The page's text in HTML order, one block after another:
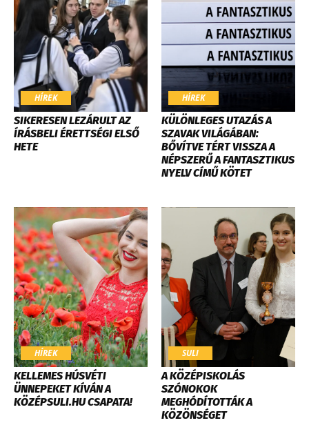
HÍREK
SIKERESEN LEZÁRULT AZ
ÍRÁSBELI ÉRETTSÉGI ELSŐ
HETE
HÍREK
KÜLÖNLEGES UTAZÁS A
SZAVAK VILÁGÁBAN:
BŐVÍTVE TÉRT VISSZA A
NÉPSZERŰ A FANTASZTIKUS
NYELV CÍMŰ KÖTET
HÍREK
KELLEMES HÚSVÉTI
ÜNNEPEKET KÍVÁN A
KÖZÉPSULI.HU CSAPATA!
SULI
​A KÖZÉPISKOLÁS
SZÓNOKOK
MEGHÓDÍTOTTÁK A
KÖZÖNSÉGET